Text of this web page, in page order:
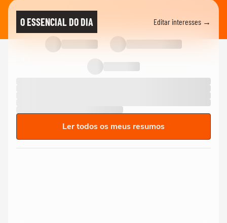
O ESSENCIAL DO DIA Editar interesses →
Ler todos os meus resumos